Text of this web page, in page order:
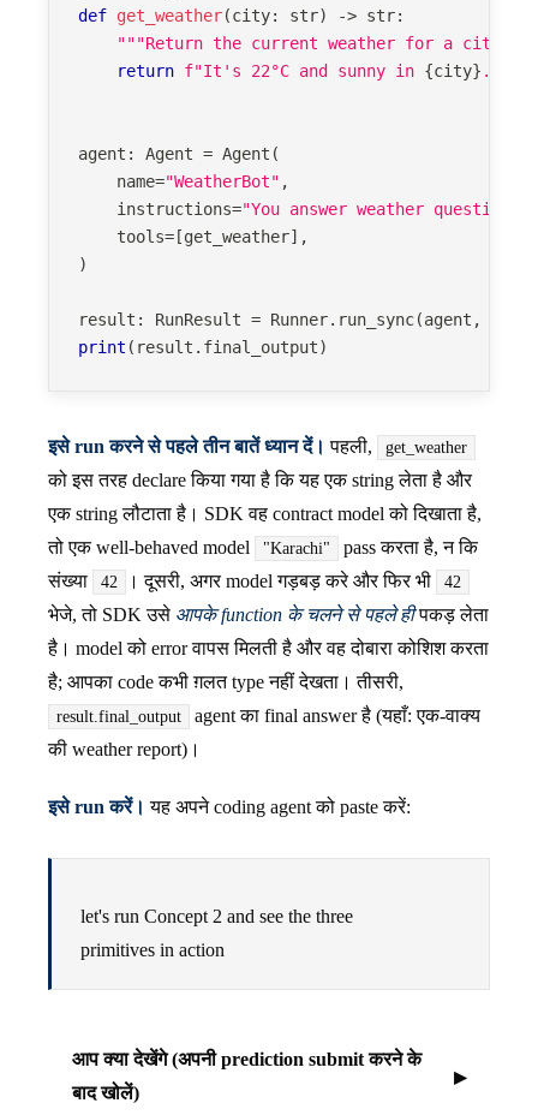
def get_weather(city: str) -> str:
"""Return the current weather for a city.
return f"It's 22°C and sunny in {city} ."
agent : Agent = Agent (
    name
="WeatherBot" ,
    instructions
="You answer weather questions
    tools
= [get_weather] ,
)
result : RunResult = Runner. run_sync(agent ,
print ( result . final_output)
इसे run करने से पहले तीन बातें ध्यान दें। पहली, get_weather
को इस तरह declare किया गया है कि यह एक string लेता है और
एक string लौटाता है। SDK वह contract model को दिखाता है,
तो एक well-behaved model
"Karachi"
pass करता है, न कि
संख्या
42 । दूसरी, अगर model गड़बड़ करे और फिर भी 42
भेजे, तो SDK उसे आपके function के चलने से पहले हीपकड़ लेता
है। model को error वापस मिलती है और वह दोबारा कोशिश करता
है; आपका code कभी ग़लत type नहीं देखता। तीसरी,
result.final_output
agent का final answer है (यहाँ: एक-वाक्य
की weather report)।
इसे run करें। यह अपने coding agent को paste करें:
let's run Concept 2 and see the three
primitives in action
आप क्या देखेंगे (अपनी prediction submit करने के
बाद खोलें)